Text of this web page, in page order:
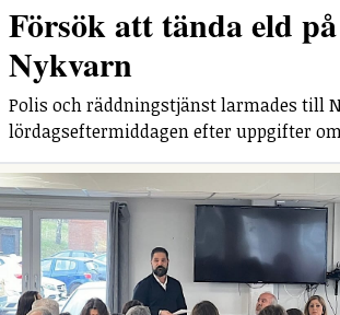
Försök att tända eld
Nykvarn
Polis och räddningstjänst larmades till
lördagseftermiddagen efter uppgifter